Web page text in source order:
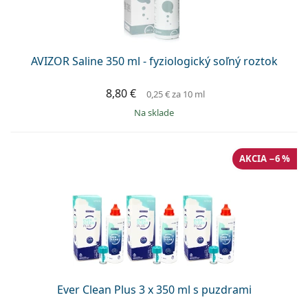
AVIZOR Saline 350 ml - fyziologický soľný roztok
8,80 € 0,25 €za 10 ml
na sklade
Ever Clean Plus 3 x 350 ml s puzdrami
AKCIA −6 %